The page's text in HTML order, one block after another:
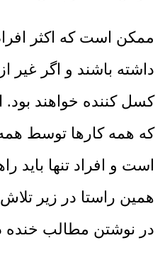
ممکن است که اکثر
داشته باشند و اگر غیر
کسل کننده خواهند
که همه کارها توسط
است و افراد تنها باید
در نوشتن مطالب خنده